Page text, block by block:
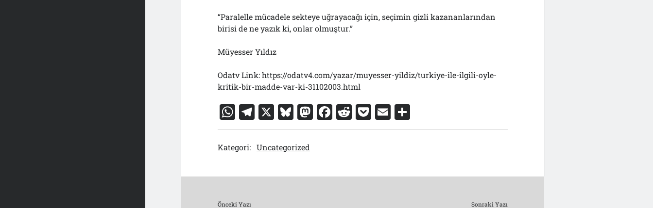
“Paralelle mücadele sekteye uğrayacağı için, seçimin gizli kazananlarından
birisi de ne yazık ki, onlar olmuştur.”
Müyesser Yıldız
Odatv Link: https://odatv4.com/yazar/muyesser-yildiz/turkiye-ile-ilgili-oyle-
kritik-bir-madde-var-ki-31102003.html
W
h
at
s
A
T
el
e
gr
a
X Bl
u
e
s
k
M
a
d
F
a
b
R
e
t
P
o
et
E
m h
Kategori: Uncategorized
Önceki Yazı Sonraki Yazı